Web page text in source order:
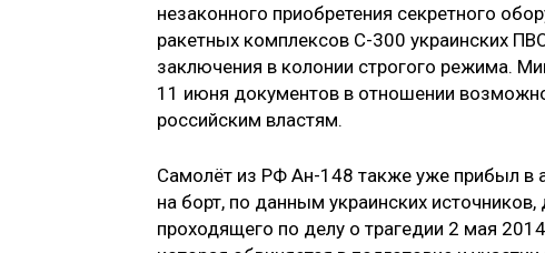
незаконного приобретения секретного
ракетных комплексов С-300 украинских
заключения в колонии строгого режима.
11 июня документов в отношении
российским властям.
Самолёт из РФ Ан-148 также уже прибыл в
на борт, по данным украинских
проходящего по делу о трагедии 2 мая